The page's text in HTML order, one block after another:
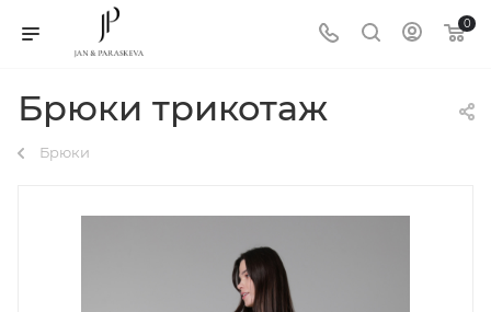
0
Брюки трикотаж
Брюки